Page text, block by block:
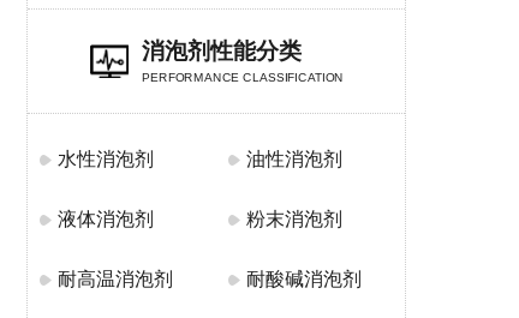
消泡剂性能分类
PERFORMANCE CLASSIFICATION
水性消泡剂 油性消泡剂
液体消泡剂 粉末消泡剂
耐高温消泡剂 耐酸碱消泡剂